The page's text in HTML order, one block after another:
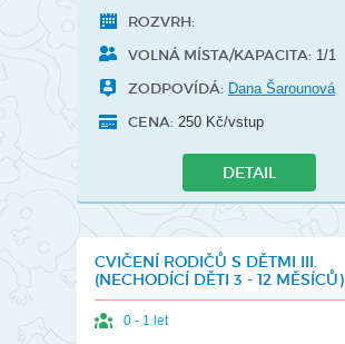
ROZVRH:
VOLNÁ MÍSTA/KAPACITA: 1/1
ZODPOVÍDÁ: Dana Šarounová
CENA: 250 Kč/vstup
DETAIL
CVIČENÍ RODIČŮ S DĚTMI III.
(NECHODÍCÍ DĚTI 3 - 12 MĚSÍCŮ)
0 - 1 let